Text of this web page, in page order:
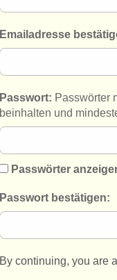
Emailadresse
Passwort: Passwörter
beinhalten und
Passwörter
Passwort bestätigen:
By continuing, you are